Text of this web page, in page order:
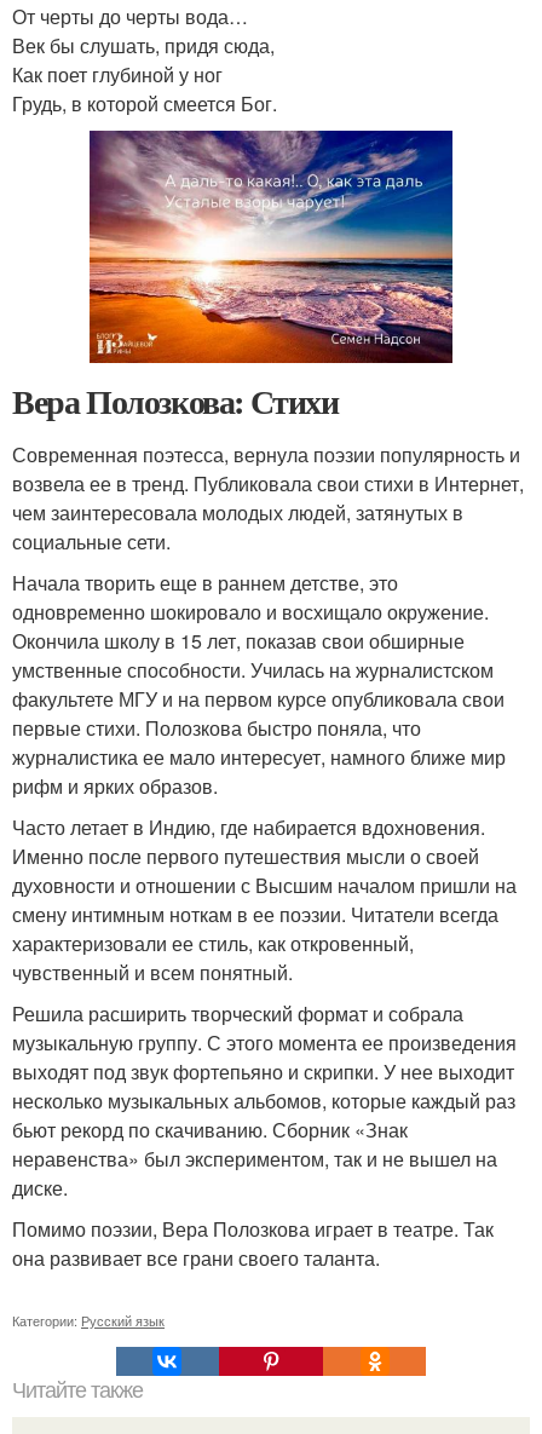
От черты до черты вода…
Век бы слушать, придя сюда,
Как поет глубиной у ног
Грудь, в которой смеется Бог.
Вера Полозкова: Стихи
Современная поэтесса, вернула поэзии популярность и
возвела ее в тренд. Публиковала свои стихи в Интернет,
чем заинтересовала молодых людей, затянутых в
социальные сети.
Начала творить еще в раннем детстве, это
одновременно шокировало и восхищало окружение.
Окончила школу в 15 лет, показав свои обширные
умственные способности. Училась на журналистском
факультете МГУ и на первом курсе опубликовала свои
первые стихи. Полозкова быстро поняла, что
журналистика ее мало интересует, намного ближе мир
рифм и ярких образов.
Часто летает в Индию, где набирается вдохновения.
Именно после первого путешествия мысли о своей
духовности и отношении с Высшим началом пришли на
смену интимным ноткам в ее поэзии. Читатели всегда
характеризовали ее стиль, как откровенный,
чувственный и всем понятный.
Решила расширить творческий формат и собрала
музыкальную группу. С этого момента ее произведения
выходят под звук фортепьяно и скрипки. У нее выходит
несколько музыкальных альбомов, которые каждый раз
бьют рекорд по скачиванию. Сборник «Знак
неравенства» был экспериментом, так и не вышел на
диске.
Помимо поэзии, Вера Полозкова играет в театре. Так
она развивает все грани своего таланта.
Категории: Русский язык
Читайте также